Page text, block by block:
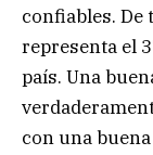
confiables. De
representa el
país. Una
con una